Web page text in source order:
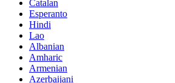
Catalan
Esperanto
Hindi
Lao
Albanian
Amharic
Armenian
Azerbaijani